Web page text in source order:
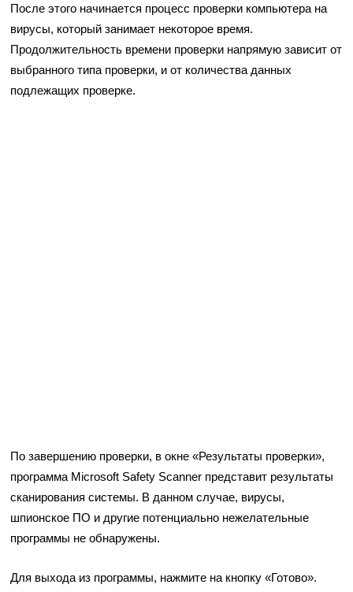
После этого начинается процесс проверки компьютера на
вирусы, который занимает некоторое время.
Продолжительность времени проверки напрямую зависит от
выбранного типа проверки, и от количества данных
подлежащих проверке.
По завершению проверки, в окне «Результаты проверки»,
программа Microsoft Safety Scanner представит результаты
сканирования системы. В данном случае, вирусы,
шпионское ПО и другие потенциально нежелательные
программы не обнаружены.
Для выхода из программы, нажмите на кнопку «Готово».